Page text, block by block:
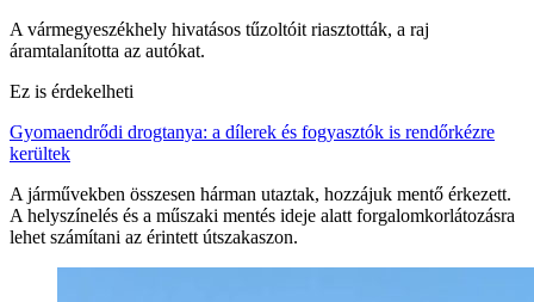
A vármegyeszékhely hivatásos tűzoltóit riasztották, a raj
áramtalanította az autókat.
Ez is érdekelheti
Gyomaendrődi drogtanya: a dílerek és fogyasztók is rendőrkézre
kerültek
A járművekben összesen hárman utaztak, hozzájuk mentő érkezett.
A helyszínelés és a műszaki mentés ideje alatt forgalomkorlátozásra
lehet számítani az érintett útszakaszon.